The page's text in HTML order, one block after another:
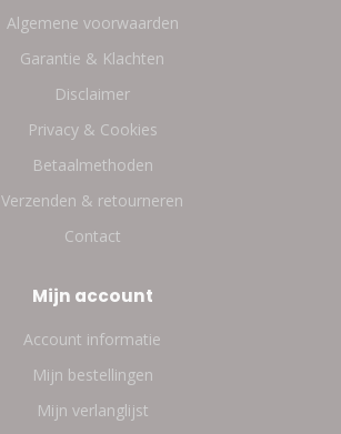
Algemene voorwaarden
Garantie & Klachten
Disclaimer
Privacy & Cookies
Betaalmethoden
Verzenden & retourneren
Contact
Mijn account
Account informatie
Mijn bestellingen
Mijn verlanglijst